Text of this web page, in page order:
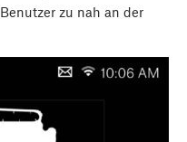
zu nah an der